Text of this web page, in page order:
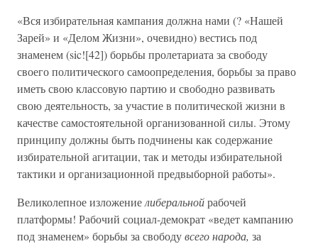
«Вся избирательная кампания должна нами (? «Нашей
Зарей» и «Делом Жизни», очевидно) вестись под
знаменем (sic![42]) борьбы пролетариата за свободу
своего политического самоопределения, борьбы за право
иметь свою классовую партию и свободно развивать
свою деятельность, за участие в политической жизни в
качестве самостоятельной организованной силы. Этому
принципу должны быть подчинены как содержание
избирательной агитации, так и методы избирательной
тактики и организационной предвыборной работы».
Великолепное изложениелиберальнойрабочей
платформы! Рабочий социал-демократ «ведет кампанию
под знаменем» борьбы за свободувсего народа, за